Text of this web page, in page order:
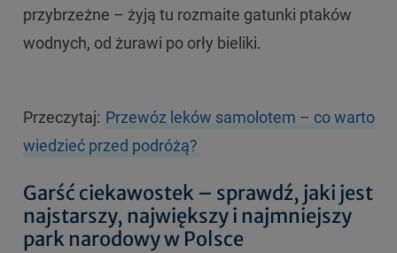
przybrzeżne – żyją tu rozmaite gatunki ptaków
wodnych, od żurawi po orły bieliki.
Przeczytaj: Przewóz leków samolotem – co warto
wiedzieć przed podróżą?
Garść ciekawostek – sprawdź, jaki jest
najstarszy, największy i najmniejszy
park narodowy w Polsce